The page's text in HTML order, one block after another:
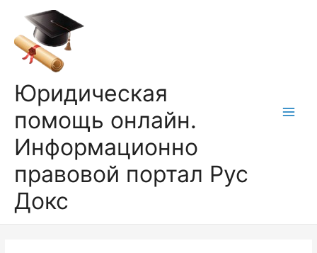
содержимому
Юридическая
помощь онлайн.
Информационно
правовой портал Рус
Докс